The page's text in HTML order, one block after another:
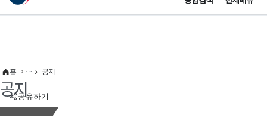
이 누리집은 대한민국 공식 전자정부 누리집입니다.
공유하기
홈 공지
공지